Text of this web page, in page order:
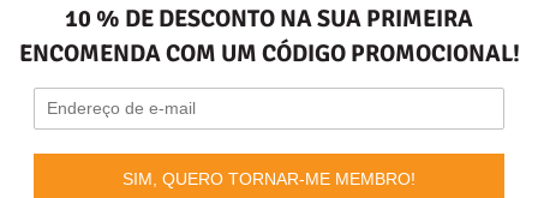
10 % DE DESCONTO NA SUA PRIMEIRA
ENCOMENDA COM UM CÓDIGO PROMOCIONAL!
SIM, QUERO TORNAR-ME MEMBRO!